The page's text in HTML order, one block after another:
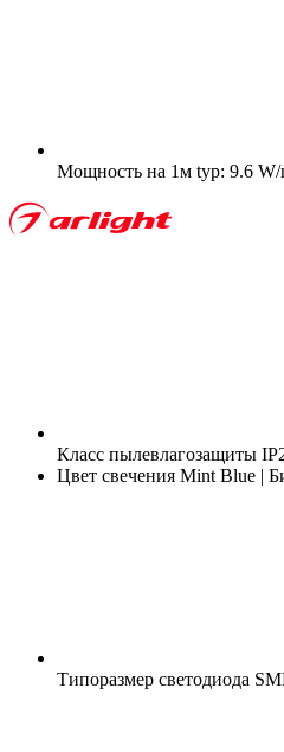
Мощность на 1м typ: 9.6
Класс пылевлагозащиты
Цвет свечения Mint Blue |
Типоразмер светодиода